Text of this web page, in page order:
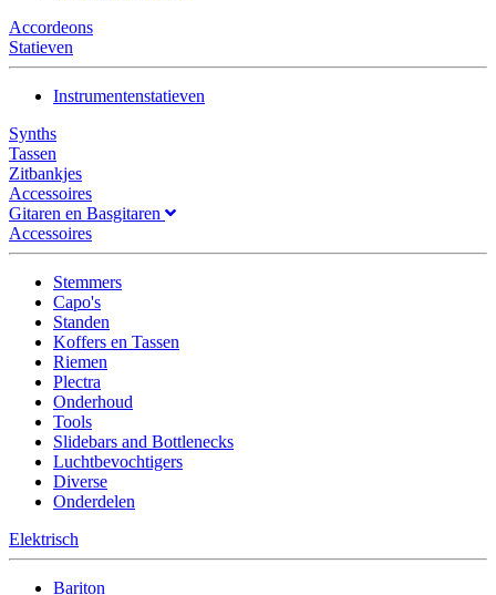
Accordeons
Statieven
Instrumentenstatieven
Synths
Tassen
Zitbankjes
Accessoires
Gitaren en Basgitaren
Accessoires
Stemmers
Capo's
Standen
Koffers en Tassen
Riemen
Plectra
Onderhoud
Tools
Slidebars and Bottlenecks
Luchtbevochtigers
Diverse
Onderdelen
Elektrisch
Bariton